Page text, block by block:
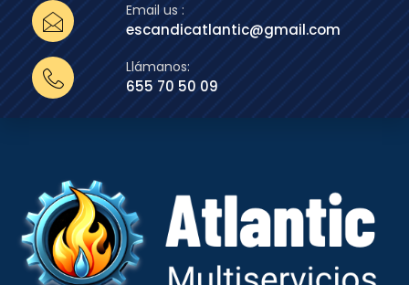
Email us :
escandicatlantic@gmail.com
Llámanos:
655 70 50 09